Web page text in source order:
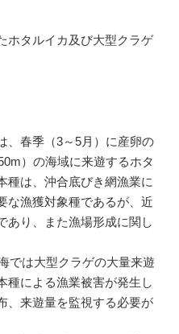
ホタルイカ及び大型クラゲ
春季（3～5月）に産卵の
）の海域に来遊するホタ
種は、沖合底びき網漁業に
な漁獲対象種であるが、近
あり、また漁場形成に関し
では大型クラゲの大量来遊
種による漁業被害が発生し
、来遊量を監視する必要が